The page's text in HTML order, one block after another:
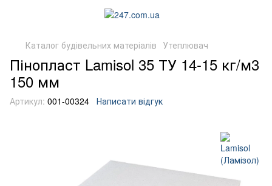
Каталог будівельних матеріалів Утеплювач
Пінопласт Lamisol 35 ТУ 14-15 кг/м3
150 мм
Артикул: 001-00324 Написати відгук